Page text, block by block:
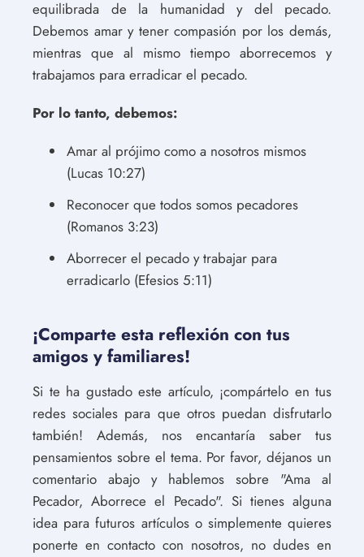
equilibrada de la humanidad y del pecado.
Debemos amar y tener compasión por los demás,
mientras que al mismo tiempo aborrecemos y
trabajamos para erradicar el pecado.
Por lo tanto, debemos:
Amar al prójimo como a nosotros mismos
(Lucas 10:27)
Reconocer que todos somos pecadores
(Romanos 3:23)
Aborrecer el pecado y trabajar para
erradicarlo (Efesios 5:11)
¡Comparte esta reflexión con tus
amigos y familiares!
Si te ha gustado este artículo, ¡compártelo en tus
redes sociales para que otros puedan disfrutarlo
también! Además, nos encantaría saber tus
pensamientos sobre el tema. Por favor, déjanos un
comentario abajo y hablemos sobre "Ama al
Pecador, Aborrece el Pecado". Si tienes alguna
idea para futuros artículos o simplemente quieres
ponerte en contacto con nosotros, no dudes en